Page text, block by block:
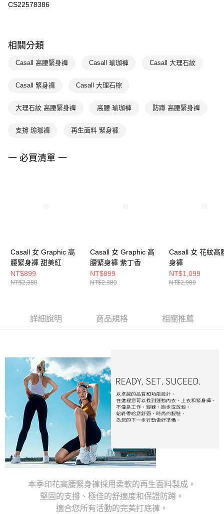
CS22578386
相關分類
Casall 高腰緊身褲 Casall 瑜珈褲 Casall 大理石紋
Casall 緊身褲 Casall 大理石棕
大理石紋 高腰緊身褲 高腰 瑜珈褲 防蹲 高腰緊身褲
支撐 瑜珈褲 再生面料 緊身褲
一 必買清單 一
Casall 女 Graphic 高
腰緊身褲 甜美紅
NT$899
NT$2,380
Casall 女 Graphic 高
腰緊身褲 紫丁香
NT$899
NT$2,380
Casall 女 花紋高
身褲
NT$1,099
NT$2,980
詳細說明 商品規格 相關推薦
本季印花高腰緊身褲採用柔軟的再生面料製成。
堅固的支撐、極佳的舒適度和保證防蹲。
適合您所有活動的完美打底褲。